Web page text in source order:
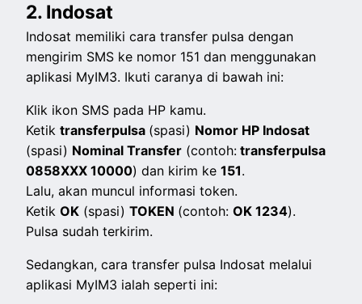
2. Indosat
Indosat memiliki cara transfer pulsa dengan
mengirim SMS ke nomor 151 dan menggunakan
aplikasi MyIM3. Ikuti caranya di bawah ini:
Klik ikon SMS pada HP kamu.
Ketiktransferpulsa (spasi) Nomor HP Indosat
(spasi) Nominal Transfer (contoh: transferpulsa
0858XXX 10000) dan kirim ke151.
Lalu, akan muncul informasi token.
KetikOK (spasi)TOKEN (contoh:OK 1234).
Pulsa sudah terkirim.
Sedangkan, cara transfer pulsa Indosat melalui
aplikasi MyIM3 ialah seperti ini: